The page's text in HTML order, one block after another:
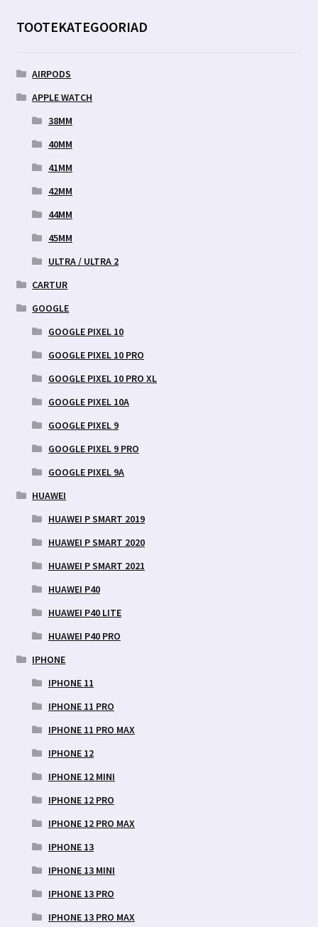
TOOTEKATEGOORIAD
AIRPODS
APPLE WATCH
38MM
40MM
41MM
42MM
44MM
45MM
ULTRA / ULTRA 2
CARTUR
GOOGLE
GOOGLE PIXEL 10
GOOGLE PIXEL 10 PRO
GOOGLE PIXEL 10 PRO XL
GOOGLE PIXEL 10A
GOOGLE PIXEL 9
GOOGLE PIXEL 9 PRO
GOOGLE PIXEL 9A
HUAWEI
HUAWEI P SMART 2019
HUAWEI P SMART 2020
HUAWEI P SMART 2021
HUAWEI P40
HUAWEI P40 LITE
HUAWEI P40 PRO
IPHONE
IPHONE 11
IPHONE 11 PRO
IPHONE 11 PRO MAX
IPHONE 12
IPHONE 12 MINI
IPHONE 12 PRO
IPHONE 12 PRO MAX
IPHONE 13
IPHONE 13 MINI
IPHONE 13 PRO
IPHONE 13 PRO MAX